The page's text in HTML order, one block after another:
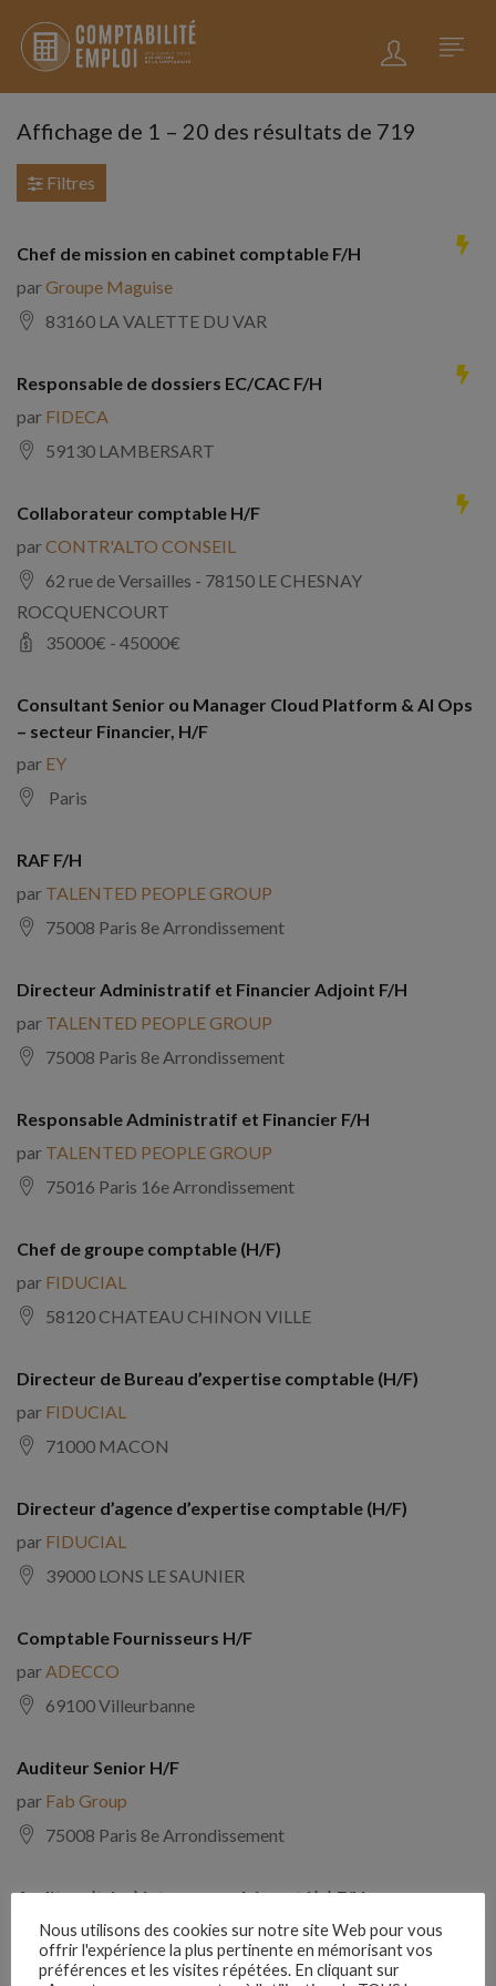
Affichage de 1 – 20 des résultats de 719
Filtres
Chef de mission en cabinet comptable F/H
parGroupe Maguise
83160 LA VALETTE DU VAR
Responsable de dossiers EC/CAC F/H
par FIDECA
59130 LAMBERSART
Collaborateur comptable H/F
parCONTR'ALTO CONSEIL
62 rue de Versailles - 78150 LE CHESNAY
ROCQUENCOURT
35000€ - 45000€
Consultant Senior ou Manager Cloud Platform & AI Ops
– secteur Financier, H/F
par EY
Paris
RAF F/H
par TALENTED PEOPLE GROUP
75008 Paris 8e Arrondissement
Directeur Administratif et Financier Adjoint F/H
par TALENTED PEOPLE GROUP
75008 Paris 8e Arrondissement
Responsable Administratif et Financier F/H
par TALENTED PEOPLE GROUP
75016 Paris 16e Arrondissement
Chef de groupe comptable (H/F)
par FIDUCIAL
58120 CHATEAU CHINON VILLE
Directeur de Bureau d’expertise comptable (H/F)
par FIDUCIAL
71000 MACON
Directeur d’agence d’expertise comptable (H/F)
par FIDUCIAL
39000 LONS LE SAUNIER
Comptable Fournisseurs H/F
par ADECCO
69100 Villeurbanne
Auditeur Senior H/F
par Fab Group
75008 Paris 8e Arrondissement
Auditeur(trice) interne expérimenté(e) F/H
parComptabilite Emploi
39130 Châtillon
Nous utilisons des cookies sur notre site Web pour vous
offrir l'expérience la plus pertinente en mémorisant vos
préférences et les visites répétées. En cliquant sur